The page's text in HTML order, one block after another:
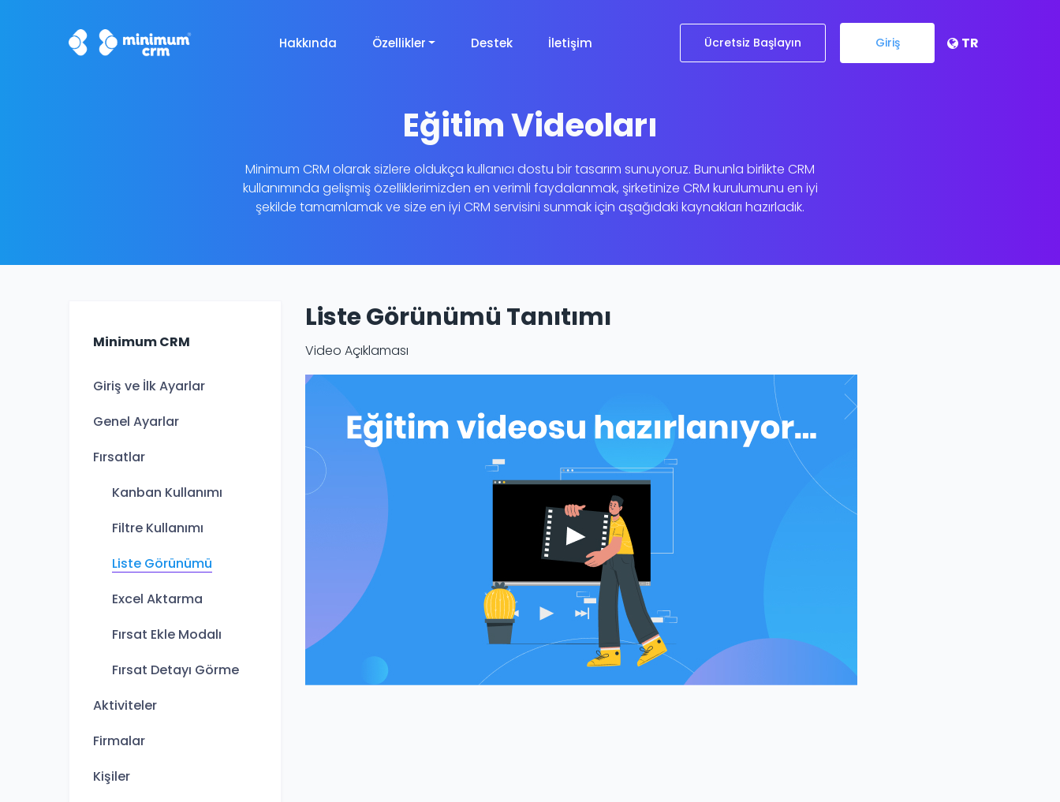
Hakkında Özellikler Destek İletişim Ücretsiz Başlayın Giriş TR
Eğitim Videoları
Minimum CRM olarak sizlere oldukça kullanıcı dostu bir tasarım sunuyoruz. Bununla birlikte CRM
kullanımında gelişmiş özelliklerimizden en verimli faydalanmak, şirketinize CRM kurulumunu en iyi
şekilde tamamlamak ve size en iyi CRM servisini sunmak için aşağıdaki kaynakları hazırladık.
Minimum CRM
Giriş ve İlk Ayarlar
Genel Ayarlar
Fırsatlar
Kanban Kullanımı
Filtre Kullanımı
Liste Görünümü
Excel Aktarma
Fırsat Ekle Modalı
Fırsat Detayı Görme
Aktiviteler
Firmalar
Kişiler
Liste Görünümü Tanıtımı
Video Açıklaması